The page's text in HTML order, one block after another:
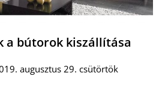
a bútorok kiszállítása
augusztus 29. csütörtök